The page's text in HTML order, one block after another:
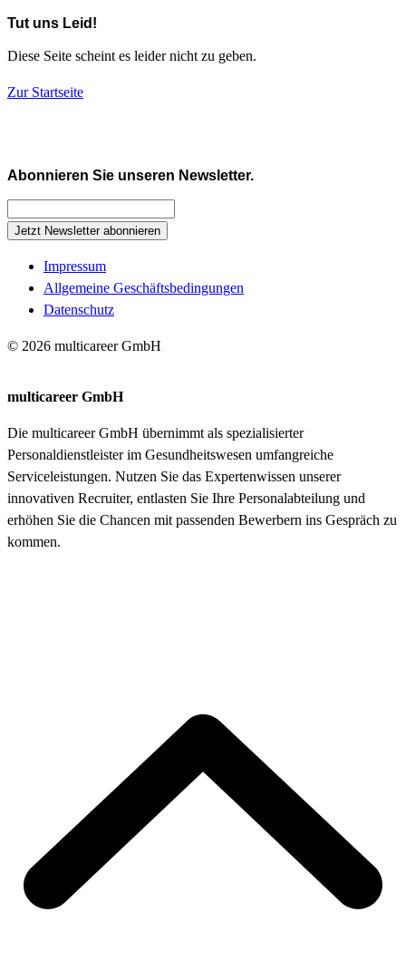
Tut uns Leid!
Diese Seite scheint es leider nicht zu geben.
Zur Startseite
Abonnieren Sie unseren Newsletter.
Jetzt Newsletter abonnieren
Impressum
Allgemeine Geschäftsbedingungen
Datenschutz
© 2026 multicareer GmbH
multicareer GmbH
Die multicareer GmbH übernimmt als spezialisierter
Personaldienstleister im Gesundheitswesen umfangreiche
Serviceleistungen. Nutzen Sie das Expertenwissen unserer
innovativen Recruiter, entlasten Sie Ihre Personalabteilung und
erhöhen Sie die Chancen mit passenden Bewerbern ins Gespräch zu
kommen.